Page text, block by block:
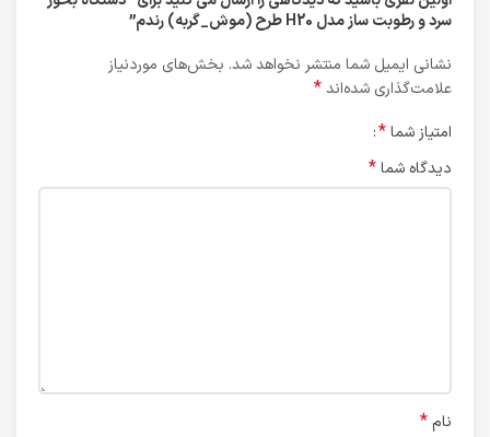
سرد و رطوبت ساز مدل H20 طرح (موش_گربه) رندم”
نشانی ایمیل شما منتشر نخواهد شد. بخش‌های موردنیاز
علامت‌گذاری شده‌اند*
امتیاز شما*
دیدگاه شما*
نام *